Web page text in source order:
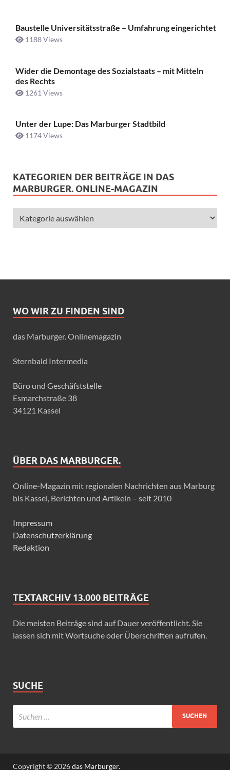
Baustelle Universitätsstraße ­– Umfahrung eingerichtet
1188 Views
Wider die Demontage des Sozialstaats – mit Mitteln
des Rechts
1261 Views
Unter der Lupe: Das Marburger Stadtbild
1174 Views
KATEGORIEN DER BEITRÄGE IN DAS
MARBURGER. ONLINE-MAGAZIN
WO WIR ZU FINDEN SIND
das Marburger. Onlinemagazin
Sternbald Intermedia
Büro und Geschäfststelle
Esmarchstraße 38
34121 Kassel
ÜBER DAS MARBURGER.
Online-Magazin mit regionalen Nachrichten aus Marburg
bis Kassel, Berichten und Artikeln – seit 2010
Impressum
Datenschutzerklärung
Redaktion
TEXTARCHIV 13.000 BEITRÄGE
Die meisten Beiträge sind auf Dauer veröffentlicht. Sie
lassen sich mit Wortsuche oder Überschriften aufrufen.
SUCHE
Copyright © 2026das Marburger.